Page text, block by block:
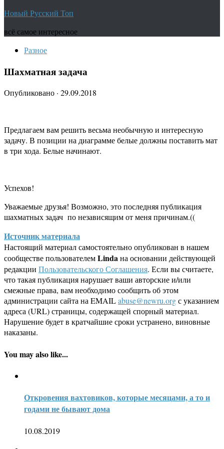
Новый Русский Топ
всё самое интересное
Разное
Шахматная задача
Опубликовано · 29.09.2018
Предлагаем вам решить весьма необычную и интересную
задачу. В позиции на диаграмме белые должны поставить мат
в три хода. Белые начинают.
Успехов!
Уважаемые друзья! Возможно, это последняя публикация
шахматных задач по независящим от меня причинам.((
Источник материала
Настоящий материал самостоятельно опубликован в нашем
сообществе пользователемLindaна основании действующей
редакции Пользовательского Соглашения. Если вы считаете,
что такая публикация нарушает ваши авторские и/или
смежные права, вам необходимо сообщить об этом
администрации сайта на EMAILabuse@newru.orgс указанием
адреса (URL) страницы, содержащей спорный материал.
Нарушение будет в кратчайшие сроки устранено, виновные
наказаны.
You may also like...
Откровения вахтовиков, которые месяцами, а то и
годами не бывают дома
10.08.2019